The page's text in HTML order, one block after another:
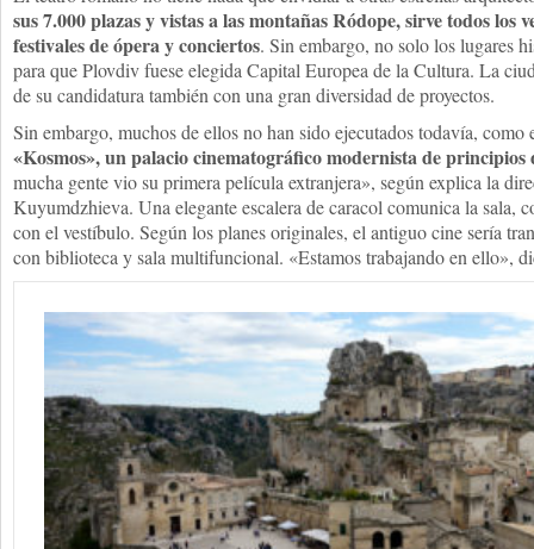
sus 7.000 plazas y vistas a las montañas Ródope, sirve todos los
festivales de ópera y conciertos. Sin embargo, no solo los lugares
para que Plovdiv fuese elegida Capital Europea de la Cultura. La
de su candidatura también con una gran diversidad de proyectos.
Sin embargo, muchos de ellos no han sido ejecutados todavía, como
«Kosmos», un palacio cinematográfico modernista de principios
mucha gente vio su primera película extranjera», según explica la
Kuyumdzhieva. Una elegante escalera de caracol comunica la sala,
con el vestíbulo. Según los planes originales, el antiguo cine sería
con biblioteca y sala multifuncional. «Estamos trabajando en ello»,